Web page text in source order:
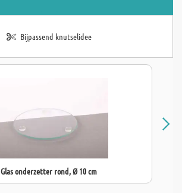
Bijpassend knutselidee
Glas onderzetter rond, Ø 10 cm